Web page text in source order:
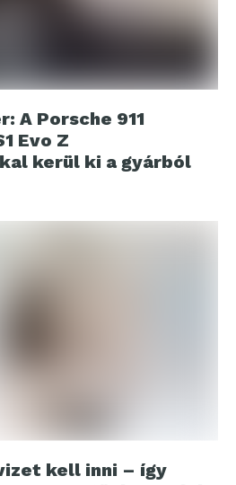
A Porsche 911
Evo Z
kerül ki a gyárból
kell inni – így